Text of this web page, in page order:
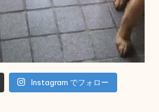
Instagram でフォロー